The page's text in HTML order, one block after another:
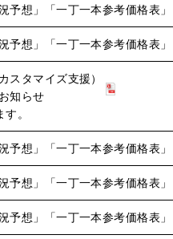
予想」「一丁一本参考価格表」
予想」「一丁一本参考価格表」
スタマイズ支援）
知らせ
。
予想」「一丁一本参考価格表」
予想」「一丁一本参考価格表」
予想」「一丁一本参考価格表」